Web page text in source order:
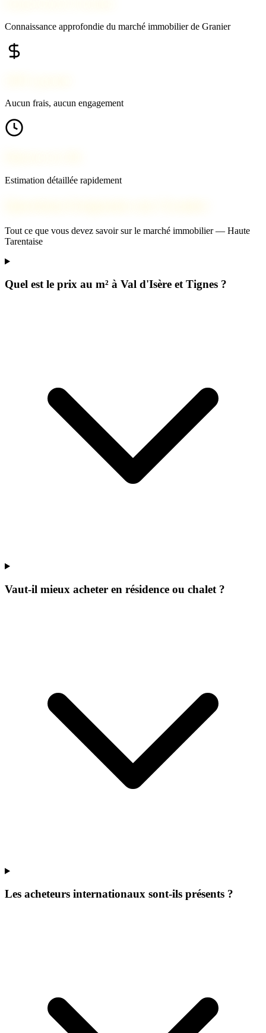
Connaissance approfondie du marché immobilier de Granier
Aucun frais, aucun engagement
Estimation détaillée rapidement
Tout ce que vous devez savoir sur le marché immobilier — Haute
Tarentaise
Quel est le prix au m² à Val d'Isère et Tignes ?
Vaut-il mieux acheter en résidence ou chalet ?
Les acheteurs internationaux sont-ils présents ?